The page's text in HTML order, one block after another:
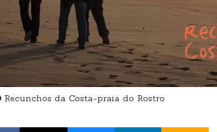
Recunchos da Costa-praia do Rostro